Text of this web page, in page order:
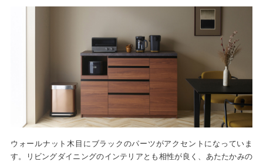
ウォールナット木目にブラックのパーツがアクセントになっていま
す。リビングダイニングのインテリアとも相性が良く、あたたかみの